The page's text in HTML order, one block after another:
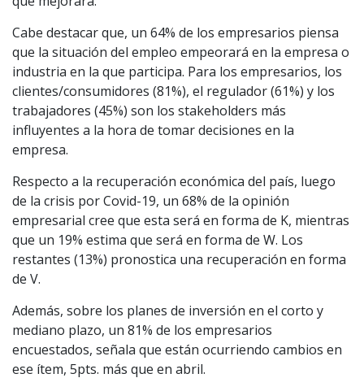
Cabe destacar que, un 64% de los empresarios piensa
que la situación del empleo empeorará en la empresa o
industria en la que participa. Para los empresarios, los
clientes/consumidores (81%), el regulador (61%) y los
trabajadores (45%) son los stakeholders más
influyentes a la hora de tomar decisiones en la
empresa.
Respecto a la recuperación económica del país, luego
de la crisis por Covid-19, un 68% de la opinión
empresarial cree que esta será en forma de K, mientras
que un 19% estima que será en forma de W. Los
restantes (13%) pronostica una recuperación en forma
de V.
Además, sobre los planes de inversión en el corto y
mediano plazo, un 81% de los empresarios
encuestados, señala que están ocurriendo cambios en
ese ítem, 5pts. más que en abril.